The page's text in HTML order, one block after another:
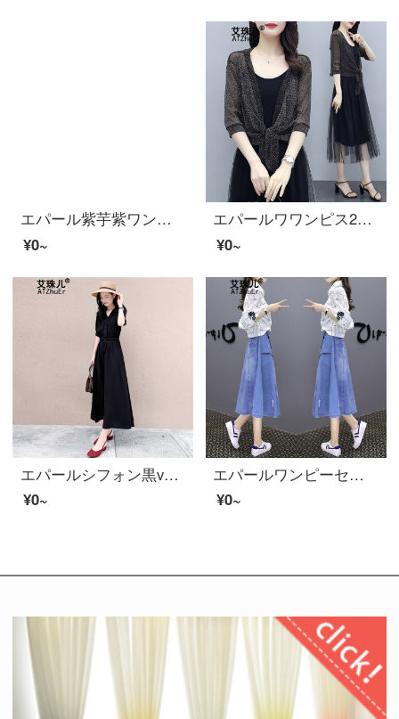
エパール紫芋紫ワンピース女子夏2020新商品コード：ライトパープルセストシフォン花ストラップスカートシャツ2点セットセクトスカートパープルL
¥0~
エパールワワンピス2020夏に新商品を揃えてスカートのミニストール薄手の日焼け止めカバーの短いサイズの大コードの網糸が何枚もあります。外はカーディガンのレースのコートを着てスカートの女性の銀糸をつるします。
¥0~
エパールシフォン黒v領ワンピス女2020新商品夏女装收腰顕痩身カジュアル気質カバーお腹フレンチロンカーター黒3 XL
¥0~
エパールワンピーセッツ女子春夏服2020新商品女装韓国版カジュアルデニムセイントスカート刺繍チェックシャツ中長目のシフォンスカート2点セットセクトスカート画像色(2点セット)3 XL
¥0~